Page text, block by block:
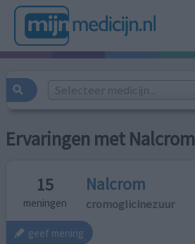
Selecteer medicijn...
Ervaringen met Nalcrom
15
meningen
Nalcrom
cromoglicinezuur
geef mening